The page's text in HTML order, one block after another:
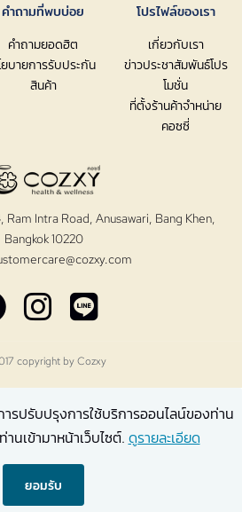
คำถามที่พบบ่อย
คำถามยอดฮิต
ยบายการรับประกัน
สินค้า
โปรไฟล์ของเรา
เกี่ยวกับเรา
ข่าวประชาสัมพันธ์โปร
โมชั่น
ที่ตั้งร้านค้าจำหน่าย
คอซซี่
Ram Intra Road, Anusawari, Bang Khen,
Bangkok 10220
copyright byCozxy
รปรับปรุงการใช้บริการออนไลน์ของท่าน
านเข้ามาหน้าเว็บไซต์. ดูรายละเอียด
ยอมรับ